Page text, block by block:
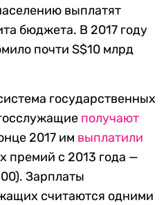
выплатят
бюджета. В 2017 году
почти S$10 млрд
государственных
получают
2017 им выплатили
премий с 2013 года —
Зарплаты
считаются одними